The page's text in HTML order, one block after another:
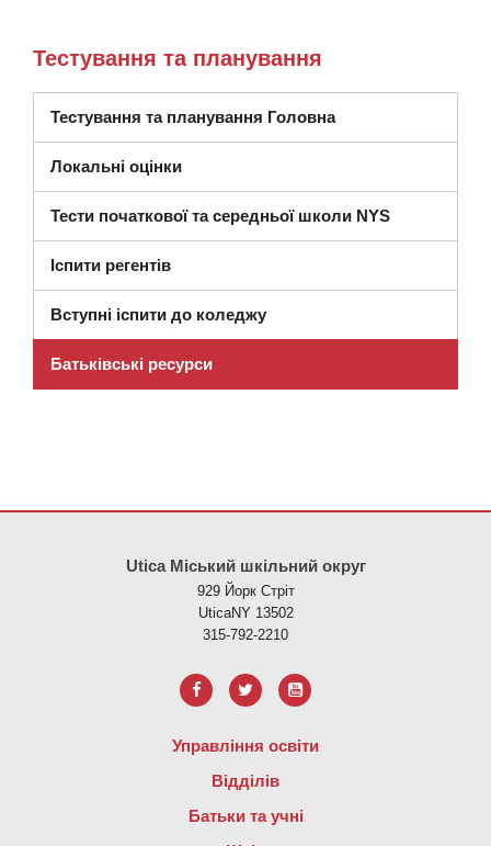
Тестування та планування
Тестування та планування Головна
Локальні оцінки
Тести початкової та середньої школи NYS
Іспити регентів
Вступні іспити до коледжу
Батьківські ресурси
Utica Міський шкільний округ
929 Йорк Стріт
UticaNY 13502
315-792-2210
Управління освіти
Відділів
Батьки та учні